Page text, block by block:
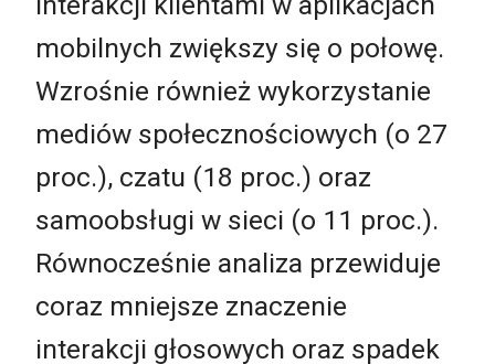
mobilnych zwiększy się o połowę.
Wzrośnie również wykorzystanie
mediów społecznościowych (o 27
proc.), czatu (18 proc.) oraz
samoobsługi w sieci (o 11 proc.).
Równocześnie analiza przewiduje
coraz mniejsze znaczenie
interakcji głosowych oraz spadek